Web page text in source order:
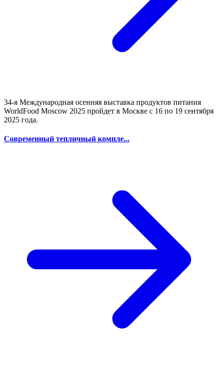
34-я Международная осенняя выставка продуктов питания
WorldFood Moscow 2025 пройдет в Москве с 16 по 19 сентября
2025 года.
Современный тепличный компле...